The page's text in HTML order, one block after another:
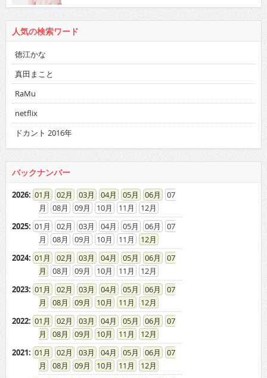
人気の検索ワード
徳江かな
真田まこと
RaMu
netflix
ドカント 2016年
バックナンバー
2026: 01 02 03 04 05 06
07
08
09 10 11
12
2025: 01 02 03 04 05 06
07
08
09 10 11
12
2024: 01 02 03 04 05 06
07
08
09 10 11
12
2023: 01 02 03 04 05 06
07
08
09 10 11
12
2022: 01 02 03 04 05 06
07
08
09 10 11
12
2021: 01 02 03 04 05 06
07
08
09 10 11
12